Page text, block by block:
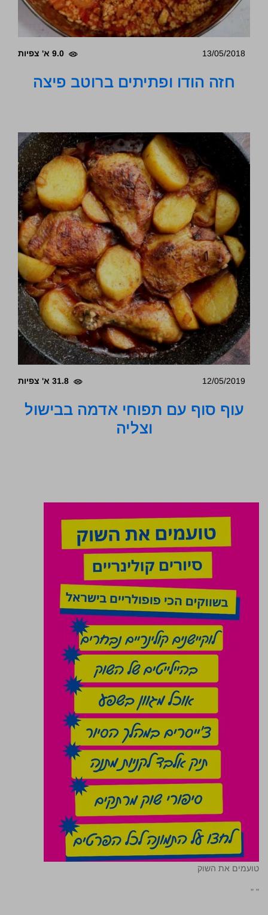
13/05/2018 9.0 א' צפיות
חזה הודו ופתיתים ברוטב פיצה
12/05/2019 31.8 א' צפיות
עוף סוף עם תפוחי אדמה בבישול
וצליה
טועמים את השוק
"
"